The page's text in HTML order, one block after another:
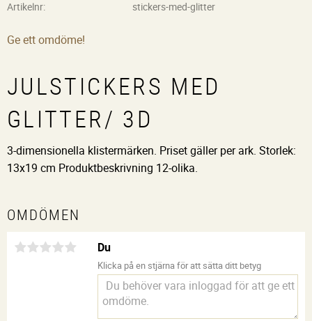
Artikelnr
stickers-med-glitter
Ge ett omdöme!
JULSTICKERS MED
GLITTER/ 3D
3-dimensionella klistermärken. Priset gäller per ark. Storlek:
13x19 cm Produktbeskrivning 12-olika.
OMDÖMEN
Du
Klicka på en stjärna för att sätta ditt betyg